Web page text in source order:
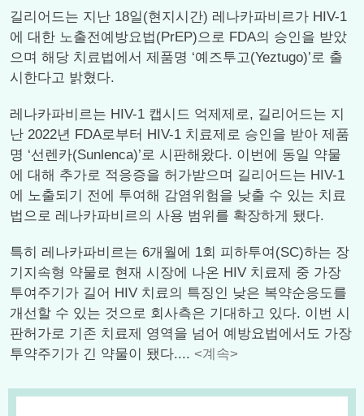
길리어드는 지난 18일(현지시간) 레나카파비르가 HIV-1
에 대한 노출전예방요법(PrEP)으로 FDA의 승인을 받았
으며 해당 치료법에서 제품명 ‘예즈투고(Yeztugo)’로 출
시한다고 밝혔다.
레나카파비르는 HIV-1 캡시드 억제제로, 길리어드는 지
난 2022년 FDA로부터 HIV-1 치료제로 승인을 받아 제품
명 ‘선렌카(Sunlenca)’로 시판해왔다. 이번에 동일 약물
에 대해 추가로 적응증을 허가받으며 길리어드는 HIV-1
에 노출되기 전에 투여해 감염위험을 낮출 수 있는 치료
법으로 레나카파비르의 사용 범위를 확장하게 됐다.
특히 레나카파비르는 6개월에 1회 피하투여(SC)하는 장
기지속형 약물로 현재 시장에 나온 HIV 치료제 중 가장
투여주기가 길어 HIV 치료의 특징인 낮은 복약순응도를
개선할 수 있는 것으로 회사측은 기대하고 있다. 이번 시
판허가로 기존 치료제 영역을 넘어 예방요법에서도 가장
투약주기가 긴 약물이 됐다.... <계속>